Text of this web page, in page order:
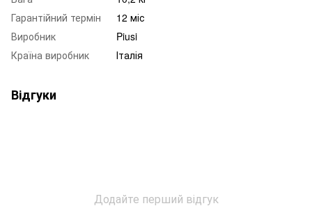
Гарантійний термін
12 міс
Виробник
Piusi
Країна виробник
Італія
Відгуки
Додайте перший відгук